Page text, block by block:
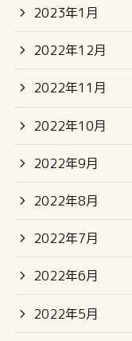
2023年1月
2022年12月
2022年11月
2022年10月
2022年9月
2022年8月
2022年7月
2022年6月
2022年5月